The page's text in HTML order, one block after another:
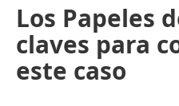
Los Papeles
claves para
este caso